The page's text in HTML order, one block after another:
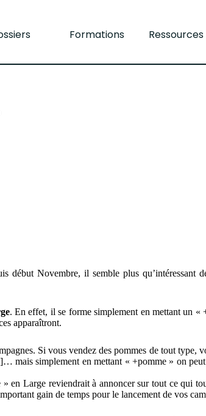
Formations Ressources
début Novembre, il semble plus qu’intéressant
. En effet, il se forme simplement en mettant un «
apparaîtront.
Si vous vendez des pommes de tout type,
simplement en mettant « +pomme » on peut
Large reviendrait à annoncer sur tout ce qui
gain de temps pour le lancement de vos